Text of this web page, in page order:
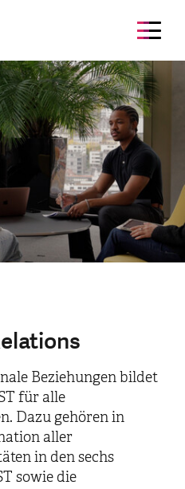
Beziehungen bildet
für alle
Dazu gehören in
aller
in den sechs
sowie die